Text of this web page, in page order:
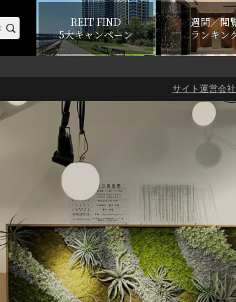
REIT FIND
5大キャンペーン
週間／閲
ランキン
サイト運営会社